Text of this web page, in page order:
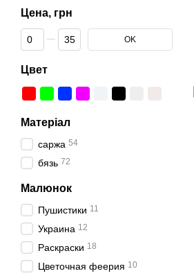
Цена, грн
От Цена, грн
До Цена, грн OK
Цвет
Матеріал
саржа 54
бязь 72
Малюнок
Пушистики 11
Украина 12
Раскраски 18
Цветочная феерия 10